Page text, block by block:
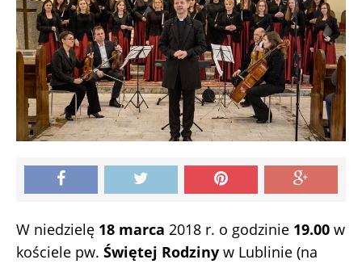
W niedzielę 18 marca 2018 r. o godzinie 19.00 w
kościele pw. Świętej Rodziny w Lublinie (na